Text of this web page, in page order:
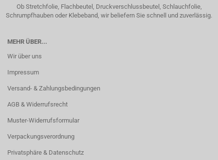
Ob Stretchfolie, Flachbeutel, Druckverschlussbeutel, Schlauchfolie,
Schrumpfhauben oder Klebeband, wir beliefern Sie schnell und zuverlässig.
MEHR ÜBER...
Wir über uns
Impressum
Versand- & Zahlungsbedingungen
AGB & Widerrufsrecht
Muster-Widerrufsformular
Verpackungsverordnung
Privatsphäre & Datenschutz